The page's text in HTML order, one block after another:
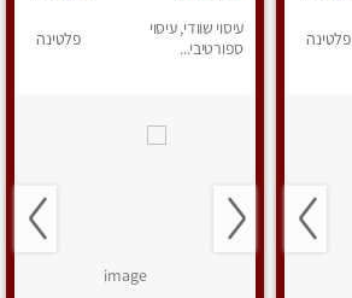
פלטינה
עיסוי שוודי, עיסוי
ספורטיבי...
פלטינה